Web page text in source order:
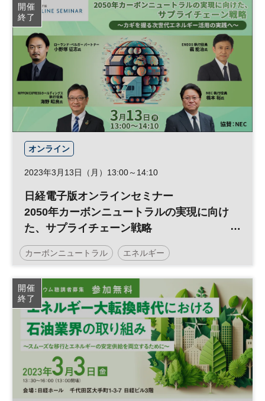
サステナブル 参加無料
開催
終了
オンライン
2023年3月13日（月）13:00～14:10
日経電子版オンラインセミナー
2050年カーボンニュートラルの実現に向け
た、サプライチェーン戦略
～カギを握る次世代エネルギー活用の実践
へ～
カーボンニュートラル エネルギー
サプライチェーン
日経オンラインセミナー
開催
終了